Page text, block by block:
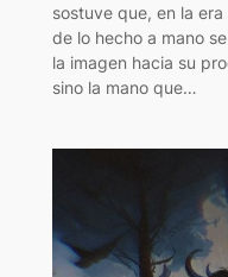
sostuve que, en la
de lo hecho a mano
la imagen hacia su
sino la mano que…